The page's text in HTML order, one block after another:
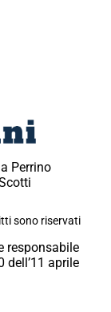
Perrino
sono riservati
responsabile
dell’11 aprile